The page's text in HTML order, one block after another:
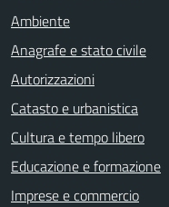
Ambiente
Anagrafe e stato civile
Autorizzazioni
Catasto e urbanistica
Cultura e tempo libero
Educazione e formazione
Imprese e commercio